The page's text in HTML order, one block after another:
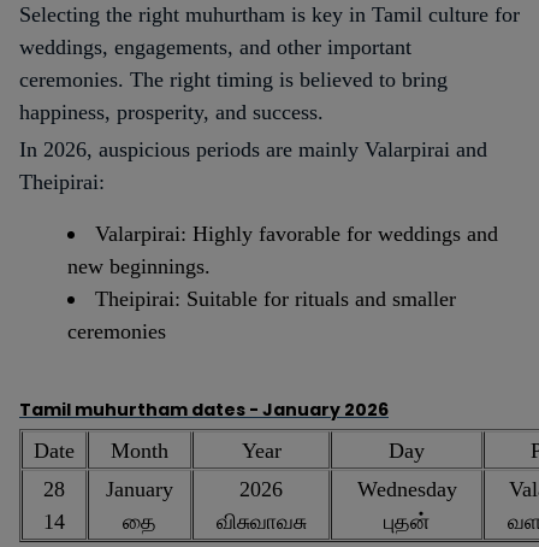
Selecting the right muhurtham is key in Tamil culture for
weddings, engagements, and other important
ceremonies. The right timing is believed to bring
happiness, prosperity, and success.
In 2026, auspicious periods are mainly Valarpirai and
Theipirai:
Valarpirai: Highly favorable for weddings and
new beginnings.
Theipirai: Suitable for rituals and smaller
ceremonies
Tamil muhurtham dates - January 2026
Date
Month Year Day
28
14
January
தை
2026
விசுவாவசு
Wednesday
புதன்